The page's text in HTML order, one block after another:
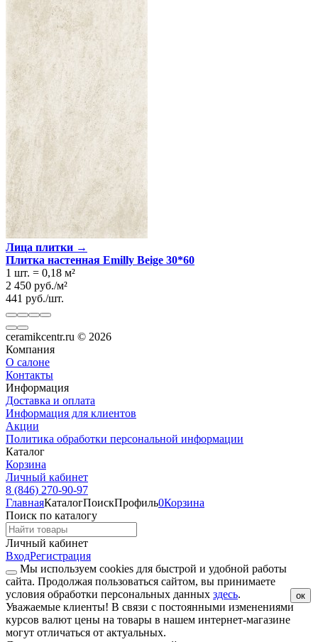
Лица плитки →
Плитка настенная Emilly Beige 30*60
1 шт. = 0,18 м²
2 450 руб./м²
441 руб./шт.
ceramikcentr.ru © 2026
Компания
О салоне
Контакты
Информация
Доставка и оплата
Информация для клиентов
Акции
Политика обработки персональной информации
Каталог
Корзина
Личный кабинет
8 (846) 270-90-97
ГлавнаяКаталогПоискПрофиль0Корзина
Поиск по каталогу
Личный кабинет
ВходРегистрация
Мы используем cookies для быстрой и удобной работы
сайта. Продолжая пользоваться сайтом, вы принимаете
условия обработки персональных данных здесь. ок
Уважаемые клиенты! В связи с постоянными изменениями
курсов валют цены на товары в нашем интернет-магазине
могут отличаться от актуальных.